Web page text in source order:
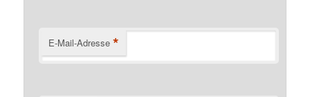
E-Mail-Adresse *